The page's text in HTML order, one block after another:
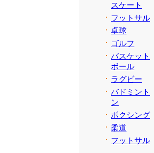
スケート
フットサル
卓球
ゴルフ
バスケット
ボール
ラグビー
バドミント
ン
ボクシング
柔道
フットサル